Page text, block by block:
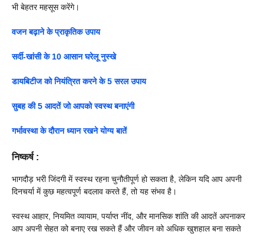
भी बेहतर महसूस करेंगे।
वजन बढ़ाने के प्राकृतिक उपाय
सर्दी-खांसी के 10 आसान घरेलू नुस्खे
डायबिटीज को नियंत्रित करने के 5 सरल उपाय
सुबह की 5 आदतें जो आपको स्वस्थ बनाएंगी
गर्भावस्था के दौरान ध्यान रखने योग्य बातें
निष्कर्ष:
भागदौड़ भरी जिंदगी में स्वस्थ रहना चुनौतीपूर्ण हो सकता है, लेकिन यदि आप अपनी
दिनचर्या में कुछ महत्वपूर्ण बदलाव करते हैं, तो यह संभव है।
स्वस्थ आहार, नियमित व्यायाम, पर्याप्त नींद, और मानसिक शांति की आदतें अपनाकर
आप अपनी सेहत को बनाए रख सकते हैं और जीवन को अधिक खुशहाल बना सकते